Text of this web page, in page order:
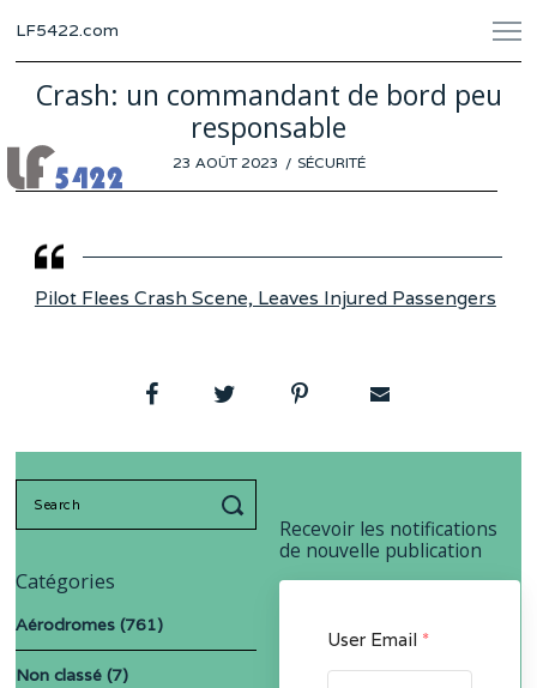
LF5422.com
Crash: un commandant de bord peu
responsable
POSTED
23 AOÛT 2023 17 SÉCURITÉ
Pilot Flees Crash Scene, Leaves Injured Passengers
Recevoir les notifications
de nouvelle publication
User Email *
Catégories
Aérodromes (761)
Non classé (7)